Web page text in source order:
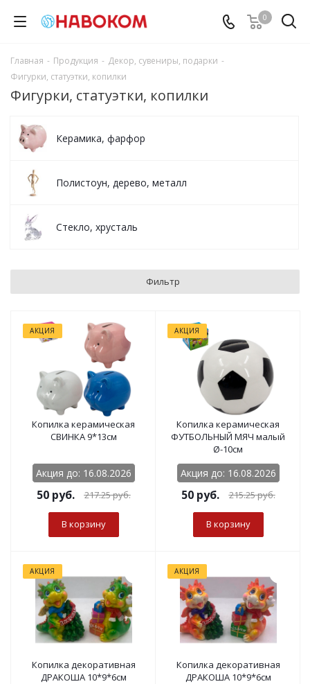
0
Главная - Продукция - Декор, сувениры, подарки -
Фигурки, статуэтки, копилки
Фигурки, статуэтки, копилки
Керамика, фарфор
Полистоун, дерево, металл
Стекло, хрусталь
Фильтр
АКЦИЯ
Копилка керамическая
СВИНКА 9*13см
Акция до: 16.08.2026
50руб. 217.25руб.
В корзину
АКЦИЯ
Копилка керамическая
ФУТБОЛЬНЫЙ МЯЧ малый
Ø-10см
Акция до: 16.08.2026
50руб. 215.25руб.
В корзину
АКЦИЯ
Копилка декоративная
ДРАКОША 10*9*6см
АКЦИЯ
Копилка декоративная
ДРАКОША 10*9*6см